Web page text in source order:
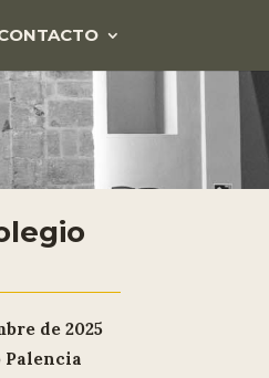
de 2025
Palencia